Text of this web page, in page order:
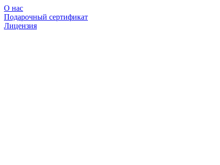
О нас
Подарочный сертификат
Лицензия